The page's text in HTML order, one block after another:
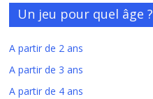
Un jeu pour quel âge ?
A partir de 2 ans
A partir de 3 ans
A partir de 4 ans